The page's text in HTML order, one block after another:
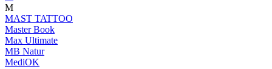
M
MAST TATTOO
Master Book
Max Ultimate
MB Natur
MediOK